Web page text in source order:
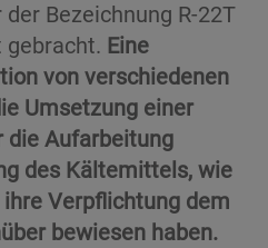
Bezeichnung R-22T
Eine
von verschiedenen
Umsetzung einer
die Aufarbeitung
des Kältemittels, wie
Verpflichtung dem
bewiesen haben.